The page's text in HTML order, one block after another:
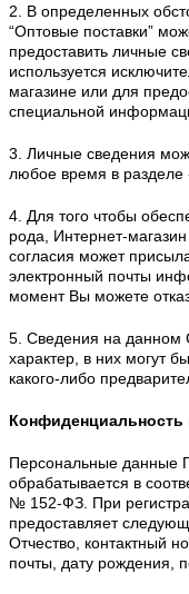
2. В определенных
“Оптовые поставки”
предоставить личные
используется
магазине или для
специальной
3. Личные сведения
любое время в разделе
4. Для того чтобы
рода, Интернет-магазин
согласия может
электронный почты
момент Вы можете
5. Сведения на данном
характер, в них могут
какого-либо
Персональные данные
обрабатывается в
№ 152-ФЗ. При
предоставляет
Отчество, контактный
почты, дату рождения,